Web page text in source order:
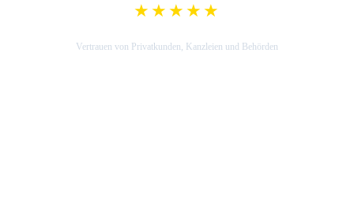
★★★★★
Vertrauen von Privatkunden, Kanzleien und Behörden